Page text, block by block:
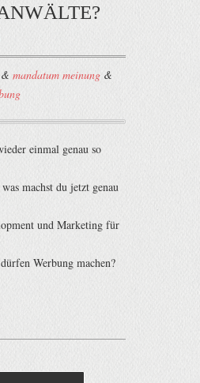
& mandatum meinung &
einmal genau so
machst du jetzt genau
und Marketing für
Werbung machen?